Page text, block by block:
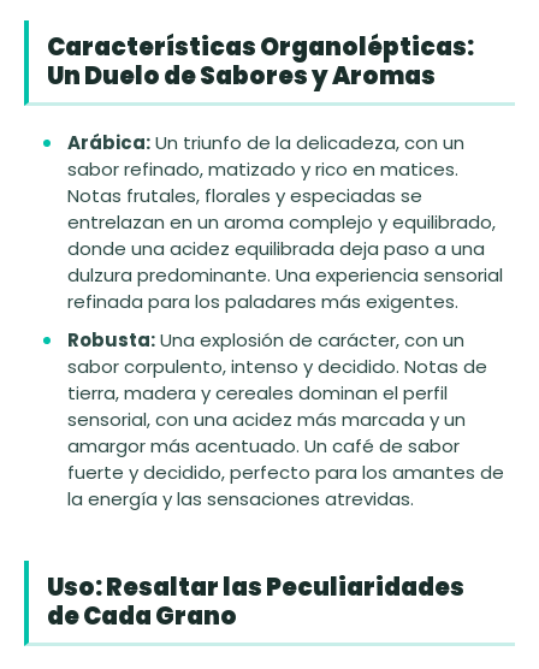
Características Organolépticas:
Un Duelo de Sabores y Aromas
Arábica:Un triunfo de la delicadeza, con un
sabor refinado, matizado y rico en matices.
Notas frutales, florales y especiadas se
entrelazan en un aroma complejo y equilibrado,
donde una acidez equilibrada deja paso a una
dulzura predominante. Una experiencia sensorial
refinada para los paladares más exigentes.
Robusta:Una explosión de carácter, con un
sabor corpulento, intenso y decidido. Notas de
tierra, madera y cereales dominan el perfil
sensorial, con una acidez más marcada y un
amargor más acentuado. Un café de sabor
fuerte y decidido, perfecto para los amantes de
la energía y las sensaciones atrevidas.
Uso: Resaltar las Peculiaridades
de Cada Grano